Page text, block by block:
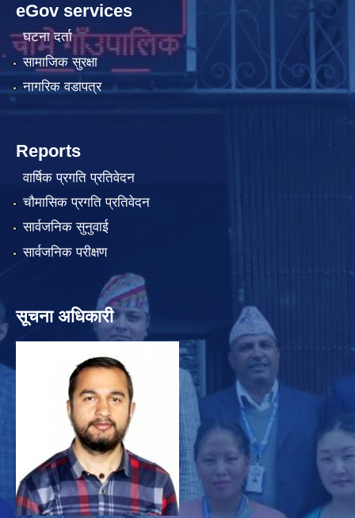
eGov services
घटना दर्ता
सामाजिक सुरक्षा
नागरिक वडापत्र
Reports
वार्षिक प्रगति प्रतिवेदन
चौमासिक प्रगति प्रतिवेदन
सार्वजनिक सुनुवाई
सार्वजनिक परीक्षण
सूचना अधिकारी